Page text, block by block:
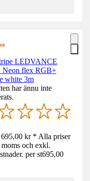
LEDVANCE
Neon flex RGB+
white 3m
har ännu inte
kr * Alla priser
och exkl.
per st695,00